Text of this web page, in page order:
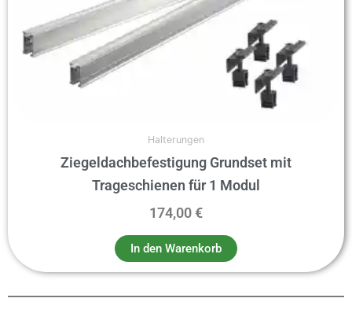
Halterungen
Ziegeldachbefestigung Grundset mit
Trageschienen für 1 Modul
174,00€
In den Warenkorb